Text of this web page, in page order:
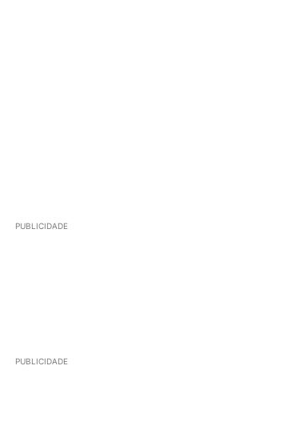
PUBLICIDADE
PUBLICIDADE